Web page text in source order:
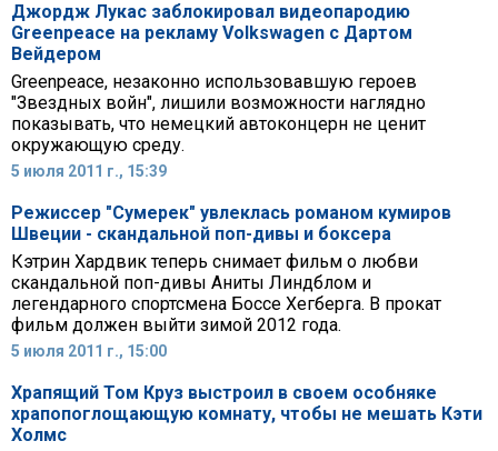
Джордж Лукас заблокировал видеопародию
Greenpeace на рекламу Volkswagen с Дартом
Вейдером
Greenpeace, незаконно использовавшую героев
"Звездных войн", лишили возможности наглядно
показывать, что немецкий автоконцерн не ценит
окружающую среду.
5 июля 2011 г., 15:39
Режиссер "Сумерек" увлеклась романом кумиров
Швеции - скандальной поп-дивы и боксера
Кэтрин Хардвик теперь снимает фильм о любви
скандальной поп-дивы Аниты Линдблом и
легендарного спортсмена Боссе Хегберга. В прокат
фильм должен выйти зимой 2012 года.
5 июля 2011 г., 15:00
Храпящий Том Круз выстроил в своем особняке
храпопоглощающую комнату, чтобы не мешать Кэти
Холмс